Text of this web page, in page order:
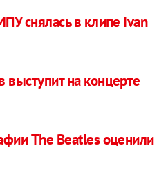
снялась в клипе Ivan
на концерте
The Beatles оценили